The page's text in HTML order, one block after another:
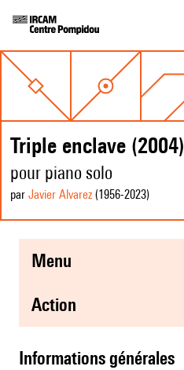
Triple enclave (2004)
pour piano solo
par Javier Alvarez (1956-2023)
menu
action
informations générales